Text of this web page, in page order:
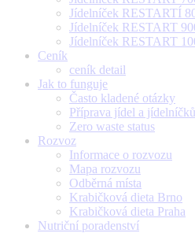
Jídelníček RESTARTÍ
Jídelníček RESTART
Jídelníček RESTART
Ceník
ceník detail
Jak to funguje
Často kladené otázky
Příprava jídel a jídelníčků
Zero waste status
Rozvoz
Informace o rozvozu
Mapa rozvozu
Odběrná místa
Krabičková dieta Brno
Krabičková dieta Praha
Nutriční poradenství